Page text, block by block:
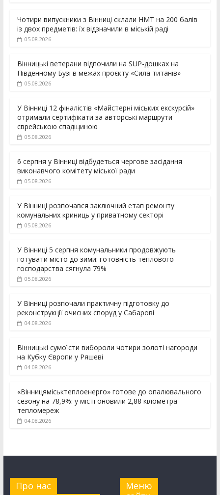
Чотири випускники з Вінниці склали НМТ на 200 балів
із двох предметів: їх відзначили в міській раді
05.08.2026
Вінницькі ветерани відпочили на SUP-дошках на
Південному Бузі в межах проєкту «Сила титанів»
05.08.2026
У Вінниці 12 фіналістів «Майстерні міських екскурсій»
отримали сертифікати за авторські маршрути
єврейською спадщиною
05.08.2026
6 серпня у Вінниці відбудеться чергове засідання
виконавчого комітету міської ради
05.08.2026
У Вінниці розпочався заключний етап ремонту
комунальних криниць у приватному секторі
05.08.2026
У Вінниці 5 серпня комунальники продовжують
готувати місто до зими: готовність теплового
господарства сягнула 79%
05.08.2026
У Вінниці розпочали практичну підготовку до
реконструкції очисних споруд у Сабарові
04.08.2026
Вінницькі сумоїсти вибороли чотири золоті нагороди
на Кубку Європи у Ряшеві
04.08.2026
«Вінницяміськтеплоенерго» готове до опалювального
сезону на 78,9%: у місті оновили 2,88 кілометра
тепломереж
04.08.2026
Про нас
Меню